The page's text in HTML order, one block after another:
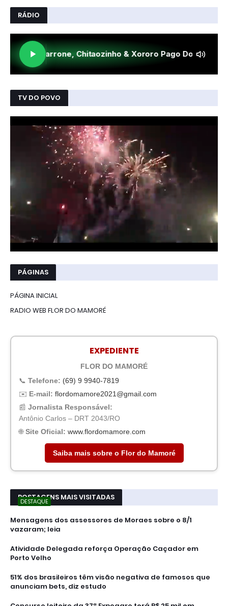
RÁDIO
TV DO POVO
PÁGINAS
PÁGINA INICIAL
RADIO WEB FLOR DO MAMORÉ
EXPEDIENTE
FLOR DO MAMORÉ
📞 Telefone: (69) 9 9940-7819
✉️ E-mail: flordomamore2021@gmail.com
📰 Jornalista Responsável:
Antônio Carlos – DRT 2043/RO
🌐Site Oficial: www.flordomamore.com
Saiba mais sobre o Flor do Mamoré
POSTAGENS MAIS VISITADAS
DESTAQUE
Mensagens dos assessores de Moraes sobre o 8/1
vazaram; leia
Atividade Delegada reforça Operação Caçador em
Porto Velho
51% dos brasileiros têm visão negativa de famosos que
anunciam bets, diz estudo